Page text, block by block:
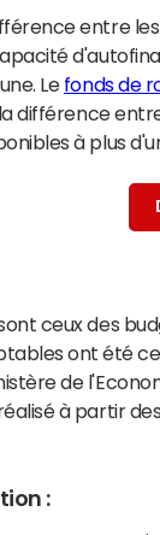
entre
Le fonds de
différence
à plus
ceux des
ont été
de
à partir
: